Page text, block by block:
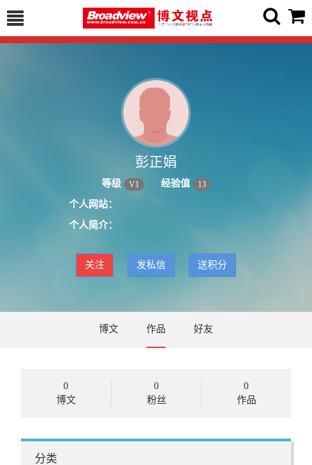
彭正娟
等级 V1 经验值 13
个人网站：
个人简介：
关注 发私信 送积分
博文 作品 好友
0
博文
0
粉丝
0
作品
分类